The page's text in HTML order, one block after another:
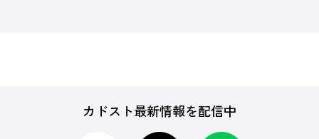
カドスト最新情報を配信中